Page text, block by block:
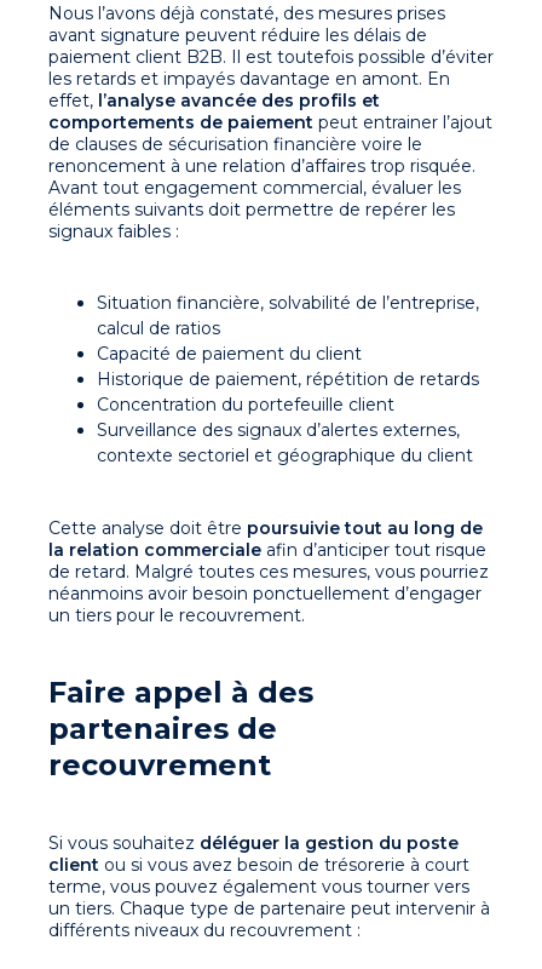
Nous l’avons déjà constaté, des mesures prises
avant signature peuvent réduire les délais de
paiement client B2B. Il est toutefois possible d’éviter
les retards et impayés davantage en amont. En
effet, l’analyse avancée des profils et
comportements de paiement peut entrainer l’ajout
de clauses de sécurisation financière voire le
renoncement à une relation d’affaires trop risquée.
Avant tout engagement commercial, évaluer les
éléments suivants doit permettre de repérer les
signaux faibles :
Situation financière, solvabilité de l’entreprise,
calcul de ratios
Capacité de paiement du client
Historique de paiement, répétition de retards
Concentration du portefeuille client
Surveillance des signaux d’alertes externes,
contexte sectoriel et géographique du client
Cette analyse doit être poursuivie tout au long de
la relation commerciale afin d’anticiper tout risque
de retard. Malgré toutes ces mesures, vous pourriez
néanmoins avoir besoin ponctuellement d’engager
un tiers pour le recouvrement.
Faire appel à des
partenaires de
recouvrement
Si vous souhaitez déléguer la gestion du poste
client ou si vous avez besoin de trésorerie à court
terme, vous pouvez également vous tourner vers
un tiers. Chaque type de partenaire peut intervenir à
différents niveaux du recouvrement :